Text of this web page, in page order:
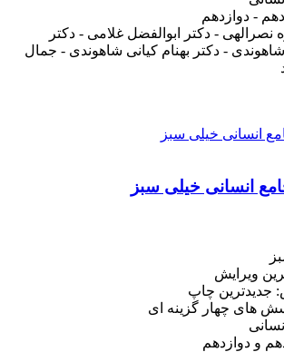
- دوازدهم
نصرالهی - دکتر ابوالفضل غلامی - دکتر
- دکتر بهنام کیانی شاهوندی - جمال
انسانی خیلی سبز
ویرایش
جدیدترین چاپ
های چهار گزینه ای
و دوازدهم